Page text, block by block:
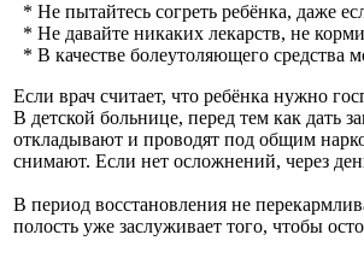
* Не пытайтесь согреть ребёнка, даже
* Не давайте никаких лекарств, не
* В качестве болеутоляющего
Если врач считает, что ребёнка нужно
В детской больнице, перед тем как дать
откладывают и проводят под общим
снимают. Если нет осложнений, через
В период восстановления не
полость уже заслуживает того, чтобы